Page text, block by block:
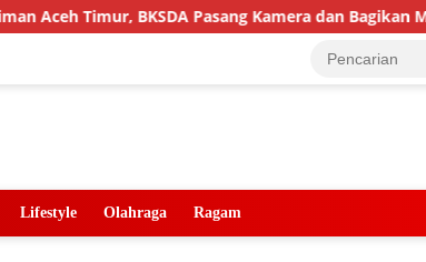
BKSDA Pasang Kamera dan Bagikan Mercon
Lifestyle Olahraga Ragam